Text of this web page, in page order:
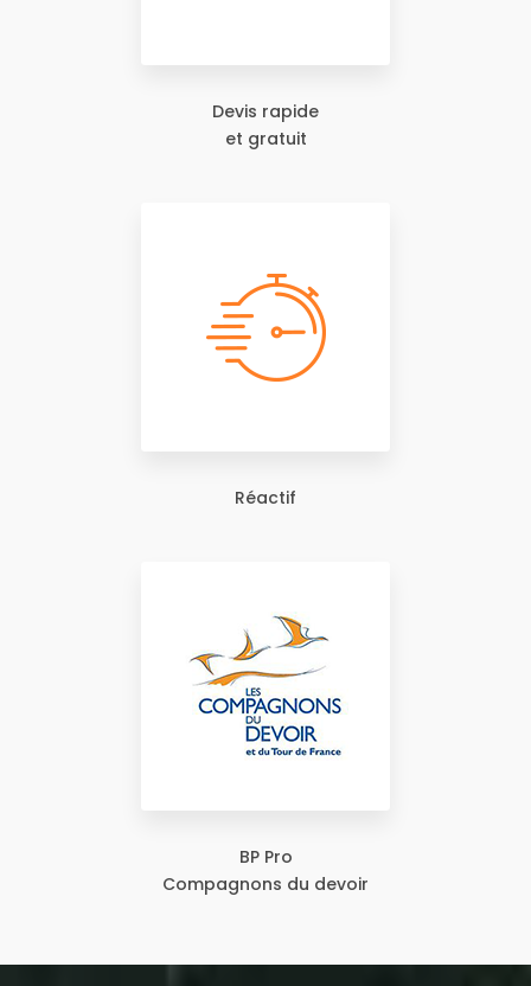
Devis rapide
et gratuit
Réactif
BP Pro
Compagnons du devoir